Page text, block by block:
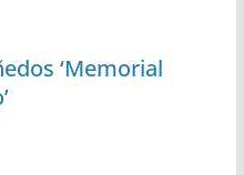
‘Memorial